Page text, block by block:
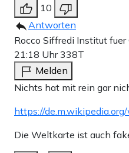
10
Antworten
Rocco Siffredi Institut fuer
21:18 Uhr338T
Melden
Nichts hat mit rein gar
https://
Die Weltkarte ist auch